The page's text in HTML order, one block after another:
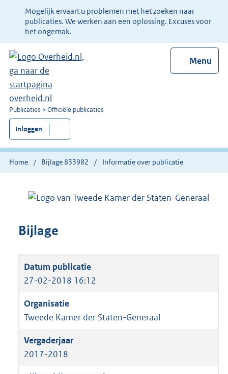
Ter
informatie:
Mogelijk ervaart u problemen met het zoeken naar
publicaties. We werken aan een oplossing. Excuses voor
het ongemak.
Menu
U
bent
nu
hier:
Publicaties Officiële publicaties
Inloggen
Home Bijlage 833982 Informatie over publicatie
Bijlage
27-02-2018 16:12
Tweede Kamer der Staten-Generaal
2017-2018